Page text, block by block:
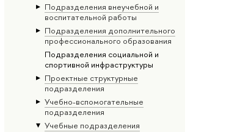
Подразделения внеучебной и
воспитательной работы
Подразделения дополнительного
профессионального образования
Подразделения социальной и
спортивной инфраструктуры
Проектные структурные
подразделения
Учебно-вспомогательные
подразделения
Учебные подразделения